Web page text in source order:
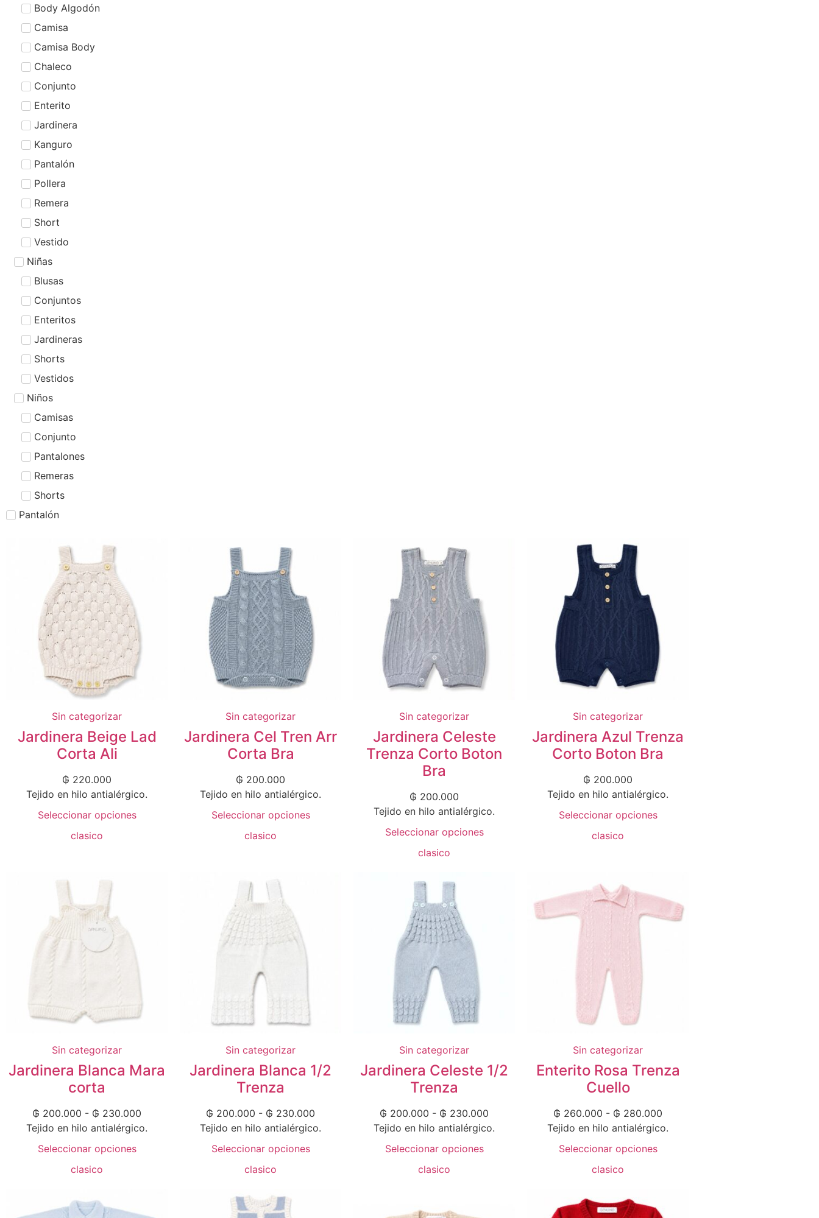
Body Algodón
Camisa
Camisa Body
Chaleco
Conjunto
Enterito
Jardinera
Kanguro
Pantalón
Pollera
Remera
Short
Vestido
Niñas
Blusas
Conjuntos
Enteritos
Jardineras
Shorts
Vestidos
Niños
Camisas
Conjunto
Pantalones
Remeras
Shorts
Pantalón
Sin categorizar
Jardinera Beige Lad
Corta Ali
₲ 220.000
Tejido en hilo antialérgico.
Seleccionar opciones
clasico
Sin categorizar
Jardinera Cel Tren Arr
Corta Bra
₲ 200.000
Tejido en hilo antialérgico.
Seleccionar opciones
clasico
Sin categorizar
Jardinera Celeste
Trenza Corto Boton
Bra
₲ 200.000
Tejido en hilo antialérgico.
Seleccionar opciones
clasico
Sin categorizar
Jardinera Azul Trenza
Corto Boton Bra
₲ 200.000
Tejido en hilo antialérgico.
Seleccionar opciones
clasico
Sin categorizar
Jardinera Blanca Mara
corta
₲ 200.000 - ₲ 230.000
Tejido en hilo antialérgico.
Seleccionar opciones
clasico
Sin categorizar
Jardinera Blanca 1/2
Trenza
₲ 200.000 - ₲ 230.000
Tejido en hilo antialérgico.
Seleccionar opciones
clasico
Sin categorizar
Jardinera Celeste 1/2
Trenza
₲ 200.000 - ₲ 230.000
Tejido en hilo antialérgico.
Seleccionar opciones
clasico
Sin categorizar
Enterito Rosa Trenza
Cuello
₲ 260.000 - ₲ 280.000
Tejido en hilo antialérgico.
Seleccionar opciones
clasico